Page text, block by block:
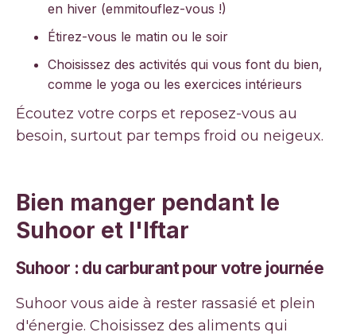
en hiver (emmitouflez-vous !)
Étirez-vous le matin ou le soir
Choisissez des activités qui vous font du bien,
comme le yoga ou les exercices intérieurs
Écoutez votre corps et reposez-vous au
besoin, surtout par temps froid ou neigeux.
Bien manger pendant le
Suhoor et l'Iftar
Suhoor : du carburant pour votre journée
Suhoor vous aide à rester rassasié et plein
d'énergie. Choisissez des aliments qui